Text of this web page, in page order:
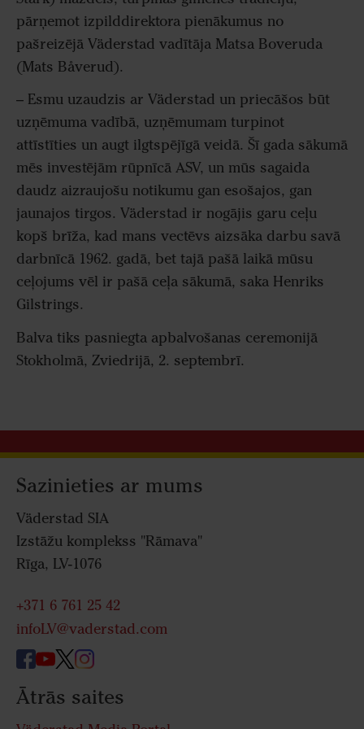
pārņemot izpilddirektora pienākumus no
pašreizējā Väderstad vadītāja Matsa Boveruda
(Mats Båverud).
– Esmu uzaudzis ar Väderstad un priecāšos būt
uzņēmuma vadībā, uzņēmumam turpinot
attīstīties un augt ilgtspējīgā veidā. Šī gada sākumā
mēs investējām rūpnīcā ASV, un mūs sagaida
daudz aizraujošu notikumu gan esošajos, gan
jaunajos tirgos. Väderstad ir nogājis garu ceļu
kopš brīža, kad mans vectēvs aizsāka darbu savā
darbnīcā 1962. gadā, bet tajā pašā laikā mūsu
ceļojums vēl ir pašā ceļa sākumā, saka Henriks
Gilstrings.
Balva tiks pasniegta apbalvošanas ceremonijā
Stokholmā, Zviedrijā, 2. septembrī.
Sazinieties ar mums
Väderstad SIA
Izstāžu komplekss "Rāmava"
Rīga, LV-1076
+371 6 761 25 42
infoLV@vaderstad.com
Ātrās saites